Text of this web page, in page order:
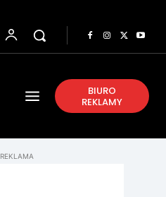
BIURO
REKLAMY
REKLAMA